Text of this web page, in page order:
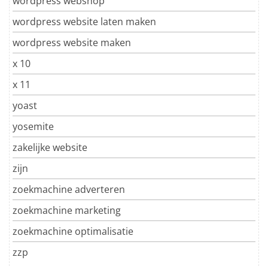
wordpress website laten maken
wordpress website maken
x 10
x 11
yoast
yosemite
zakelijke website
zijn
zoekmachine adverteren
zoekmachine marketing
zoekmachine optimalisatie
zzp